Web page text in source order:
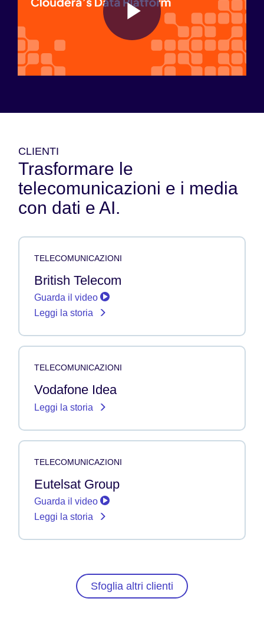
Play
CLIENTI
Trasformare le
telecomunicazioni e i media
con dati e AI.
TELECOMUNICAZIONI
British Telecom
Guarda il video
Leggi la storia
TELECOMUNICAZIONI
Vodafone Idea
Leggi la storia
TELECOMUNICAZIONI
Eutelsat Group
Guarda il video
Leggi la storia
Sfoglia altri clienti